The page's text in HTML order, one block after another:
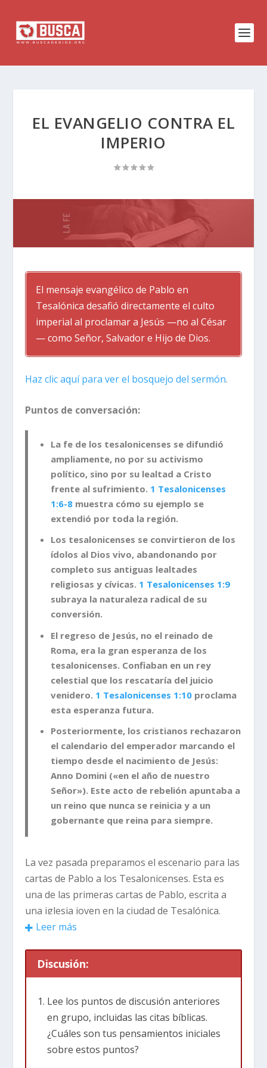
EL EVANGELIO CONTRA EL
IMPERIO
El mensaje evangélico de Pablo en
Tesalónica desafió directamente el culto
imperial al proclamar a Jesús —no al César
— como Señor, Salvador e Hijo de Dios.
Haz clic aquí para ver el bosquejo del sermón.
Puntos de conversación:
La fe de los tesalonicenses se difundió
ampliamente, no por su activismo
político, sino por su lealtad a Cristo
frente al sufrimiento. 1 Tesalonicenses
1:6-8muestra cómo su ejemplo se
extendió por toda la región.
Los tesalonicenses se convirtieron de los
ídolos al Dios vivo, abandonando por
completo sus antiguas lealtades
religiosas y cívicas. 1 Tesalonicenses 1:9
subraya la naturaleza radical de su
conversión.
El regreso de Jesús, no el reinado de
Roma, era la gran esperanza de los
tesalonicenses. Confiaban en un rey
celestial que los rescataría del juicio
venidero. 1 Tesalonicenses 1:10proclama
esta esperanza futura.
Posteriormente, los cristianos rechazaron
el calendario del emperador marcando el
tiempo desde el nacimiento de Jesús:
Anno Domini («en el año de nuestro
Señor»). Este acto de rebelión apuntaba a
un reino que nunca se reinicia y a un
gobernante que reina para siempre.
La vez pasada preparamos el escenario para las
cartas de Pablo a los Tesalonicenses. Esta es
una de las primeras cartas de Pablo, escrita a
una iglesia joven en la ciudad de Tesalónica.
Había estado allí en su segundo viaje misionero
escribió esta carta a la iglesia (
Macedonia con muchas “tribus”. Tribus o
grupos como asambleas cívicas, cultos
mistéricos paganos. Tesalónica también era un
centro de grupos religiosos paganos:
Leer más
Discusión:
Lee los puntos de discusión anteriores
en grupo, incluidas las citas bíblicas.
¿Cuáles son tus pensamientos iniciales
sobre estos puntos?